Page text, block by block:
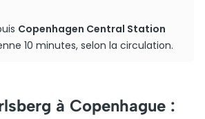
Copenhagen Central Station
10 minutes, selon la circulation.
à Copenhague :